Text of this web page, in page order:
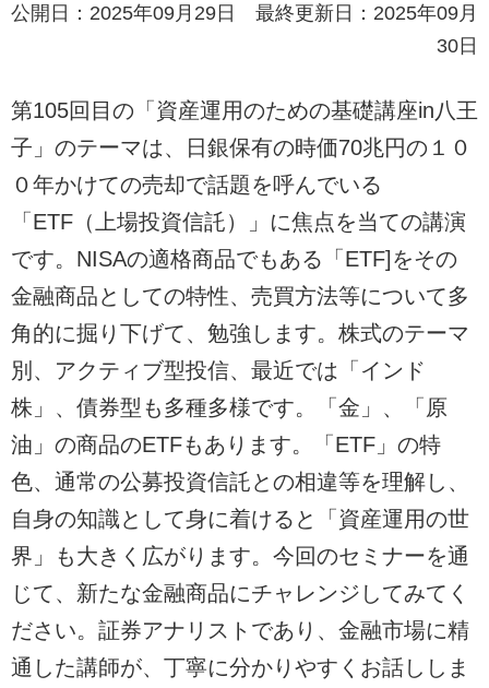
公開日：2025年09月29日 最終更新日：2025年09月
30日
第105回目の「資産運用のための基礎講座in八王
子」のテーマは、日銀保有の時価70兆円の１０
０年かけての売却で話題を呼んでいる
「ETF（上場投資信託）」に焦点を当ての講演
です。NISAの適格商品でもある「ETF]をその
金融商品としての特性、売買方法等について多
角的に掘り下げて、勉強します。株式のテーマ
別、アクティブ型投信、最近では「インド
株」、債券型も多種多様です。「金」、「原
油」の商品のETFもあります。「ETF」の特
色、通常の公募投資信託との相違等を理解し、
自身の知識として身に着けると「資産運用の世
界」も大きく広がります。今回のセミナーを通
じて、新たな金融商品にチャレンジしてみてく
ださい。証券アナリストであり、金融市場に精
通した講師が、丁寧に分かりやすくお話ししま